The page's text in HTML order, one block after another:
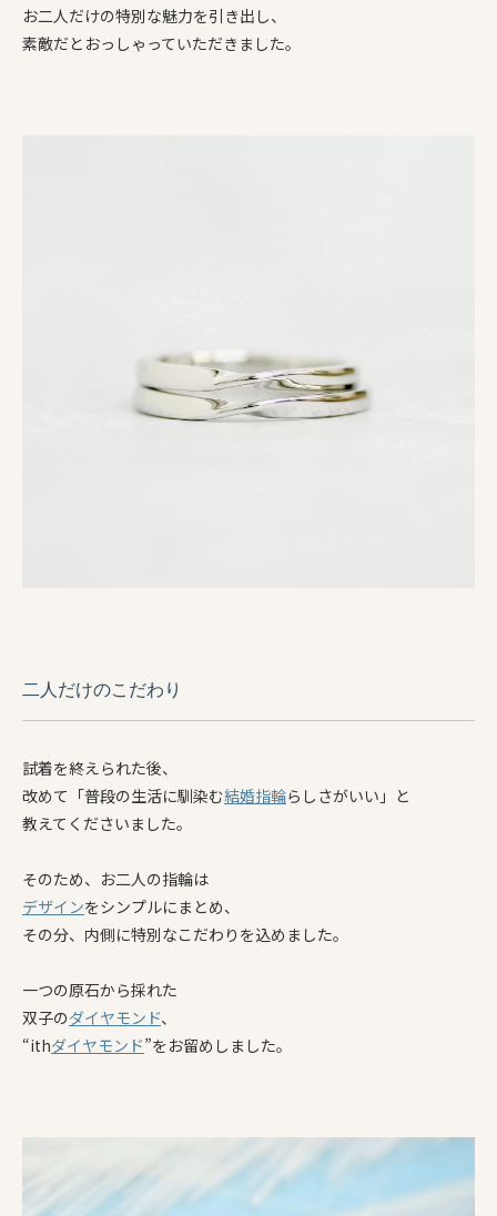
お二人だけの特別な魅力を引き出し、
素敵だとおっしゃっていただきました。
二人だけのこだわり
試着を終えられた後、
改めて「普段の生活に馴染む結婚指輪らしさがいい」 と
教えてくださいました。
そのため、お二人の指輪は
デザインをシンプルにまとめ、
その分、内側に特別なこだわりを込めました。
一つの原石から採れた
双子のダイヤモンド、
“ithダイヤモンド”をお留めしました。